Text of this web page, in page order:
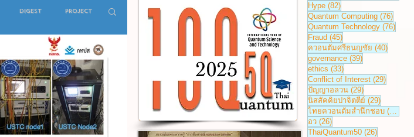
Digest Project
MOU Student Seminar
Quantum Computing
Hype (82)82 กระทู้
Quantum Computing (76)76 กร
Quantum Technology (76)76 ก
Fraud (45)45 กระทู้
ควอนตัมศรีธนญชัย (40)40 กระ
governance (39)39 กระทู้
ethics (33)33 กระทู้
Conflict of Interest (29)29 กระทู้
ปัญญาอลวน (29)29 กระทู้
นิสสัคคิยปาจิตตีย์ (29)29 กระทู้
ไทยควอนตัมสำนึกชอบ (27)
อว (26)26 กระทู้
ThaiQuantum50 (26)26 กระทู้